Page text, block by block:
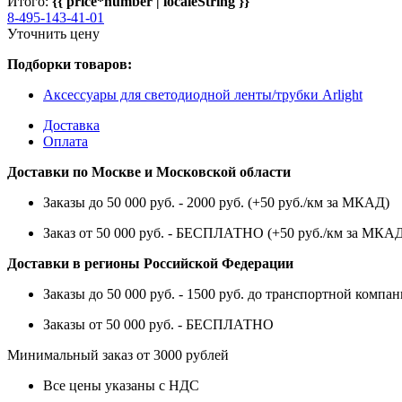
8-495-143-41-01
Уточнить цену
Подборки товаров:
Аксессуары для светодиодной ленты/трубки Arlight
Доставка
Оплата
Доставки по Москве и Московской области
Заказы до 50 000 руб. - 2000 руб. (+50 руб./км за МКАД)
Заказ от 50 000 руб. - БЕСПЛАТНО (+50 руб./км за
Доставки в регионы Российской Федерации
Заказы до 50 000 руб. - 1500 руб. до транспортной
Заказы от 50 000 руб. - БЕСПЛАТНО
Минимальный заказ от 3000 рублей
Все цены указаны с НДС